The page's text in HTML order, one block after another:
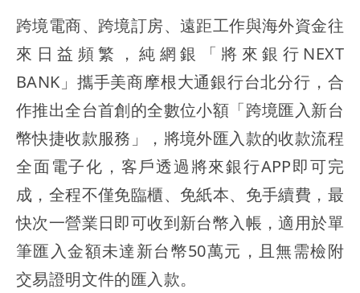
跨境電商、跨境訂房、遠距工作與海外資金往
來日益頻繁，純網銀「將來銀行NEXT
BANK」攜手美商摩根大通銀行台北分行，合
作推出全台首創的全數位小額「跨境匯入新台
幣快捷收款服務」，將境外匯入款的收款流程
全面電子化，客戶透過將來銀行APP即可完
成，全程不僅免臨櫃、免紙本、免手續費，最
快次一營業日即可收到新台幣入帳，適用於單
筆匯入金額未達新台幣50萬元，且無需檢附
交易證明文件的匯入款。